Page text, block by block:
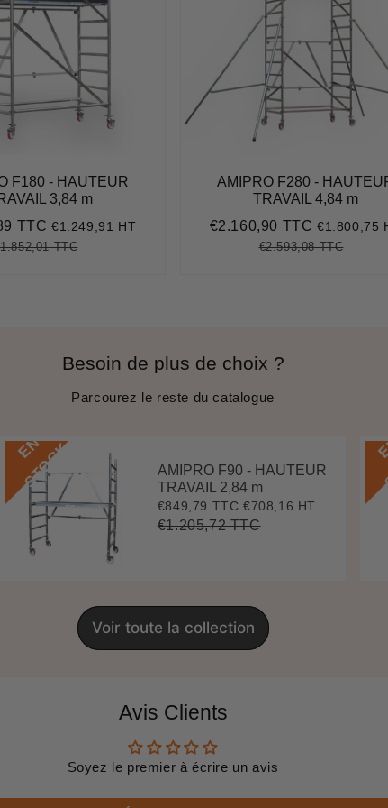
F180 - HAUTEUR
3,84 m
TTC€1.499,89
€1.249,91 HT
TTC€1.852,01
AMIPRO F280 -
TRAVAIL 4,84 m
Prix
€2.160,90 TTC€2.160,90
€1.800,75
Prix
€2.593,08 TTC
Besoin de plus de choix ?
Parcourez le reste du catalogue
E
N
S
T
O
C
K
AMIPRO F90 - HAUTEUR
TRAVAIL 2,84 m
Prix
réduit
€849,79 TTC €849,79
€708,16 HT
Prix
€1.205,72 TTC€1.205,72
Voir toute la collection
Avis Clients
Soyez le premier à écrire un avis